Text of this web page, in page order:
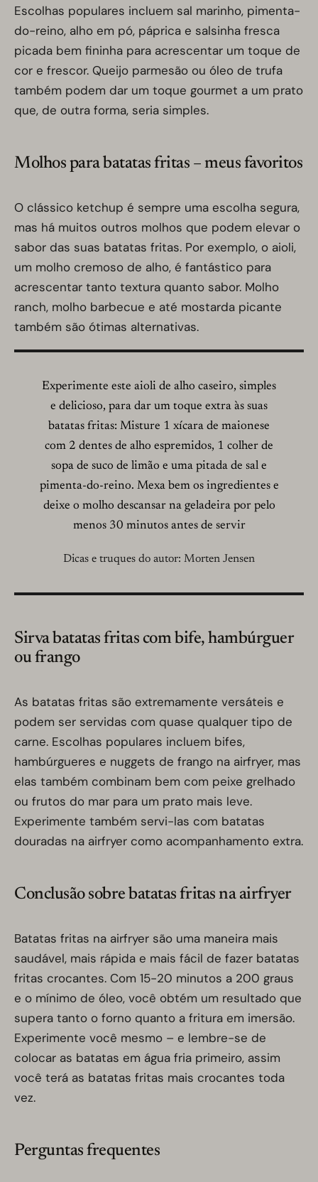
Escolhas populares incluem sal marinho, pimenta-
do-reino, alho em pó, páprica e salsinha fresca
picada bem fininha para acrescentar um toque de
cor e frescor. Queijo parmesão ou óleo de trufa
também podem dar um toque gourmet a um prato
que, de outra forma, seria simples.
Molhos para batatas fritas – meus favoritos
O clássico ketchup é sempre uma escolha segura,
mas há muitos outros molhos que podem elevar o
sabor das suas batatas fritas. Por exemplo, o aioli,
um molho cremoso de alho, é fantástico para
acrescentar tanto textura quanto sabor. Molho
ranch, molho barbecue e até mostarda picante
também são ótimas alternativas.
Experimente este aioli de alho caseiro, simples
e delicioso, para dar um toque extra às suas
batatas fritas: Misture 1 xícara de maionese
com 2 dentes de alho espremidos, 1 colher de
sopa de suco de limão e uma pitada de sal e
pimenta-do-reino. Mexa bem os ingredientes e
deixe o molho descansar na geladeira por pelo
menos 30 minutos antes de servir
Dicas e truques do autor: Morten Jensen
Sirva batatas fritas com bife, hambúrguer
ou frango
As batatas fritas são extremamente versáteis e
podem ser servidas com quase qualquer tipo de
carne. Escolhas populares incluem bifes,
hambúrgueres e nuggets de frango na airfryer, mas
elas também combinam bem com peixe grelhado
ou frutos do mar para um prato mais leve.
Experimente também servi-las com batatas
douradas na airfryer como acompanhamento extra.
Conclusão sobre batatas fritas na airfryer
Batatas fritas na airfryer são uma maneira mais
saudável, mais rápida e mais fácil de fazer batatas
fritas crocantes. Com 15-20 minutos a 200 graus
e o mínimo de óleo, você obtém um resultado que
supera tanto o forno quanto a fritura em imersão.
Experimente você mesmo – e lembre-se de
colocar as batatas em água fria primeiro, assim
você terá as batatas fritas mais crocantes toda
vez.
Perguntas frequentes